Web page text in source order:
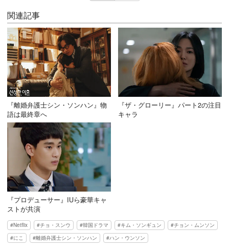
関連記事
『離婚弁護士シン・ソンハン』物
語は最終章へ
『ザ・グローリー』パート2の注目
キャラ
『プロデューサー』IUら豪華キャ
ストが共演
Netflix チョ・スンウ 韓国ドラマ キム・ソンギュン
チョン・ムンソン
にこ
離婚弁護士シン・ソンハン ハン・ウンソン